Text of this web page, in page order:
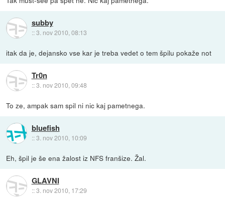
subby
::3. nov 2010, 08:13
itak da je, dejansko vse kar je treba vedet o tem špilu pokaže not
Tr0n
::3. nov 2010, 09:48
To ze, ampak sam spil ni nic kaj pametnega.
bluefish
::3. nov 2010, 10:09
Eh, špil je še ena žalost iz NFS franšize. Žal.
GLAVNI
::3. nov 2010, 17:29